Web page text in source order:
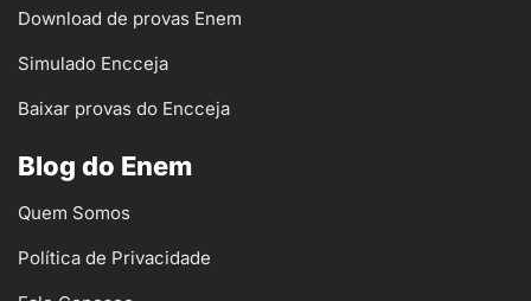
Download de provas Enem
Simulado Encceja
Baixar provas do Encceja
Blog do Enem
Quem Somos
Política de Privacidade